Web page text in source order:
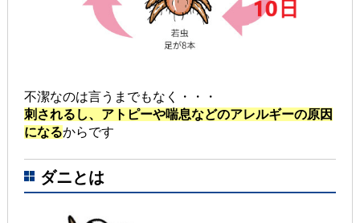
不潔なのは言うまでもなく・・・
刺されるし、アトピーや喘息などのアレルギーの原因
になるからです
ダニとは